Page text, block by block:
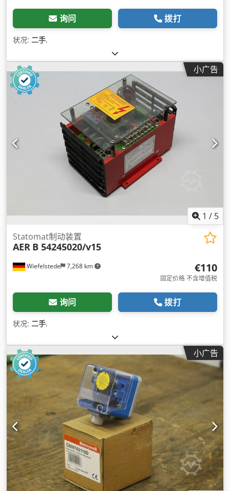
询问 拨打
状况: 二手,
小广告
1 / 5
Wiefelstede 7,268 km
Statomat制动装置
AER B 54245020/v15
€110
固定价格 不含增值税
询问 拨打
状况: 二手,
小广告